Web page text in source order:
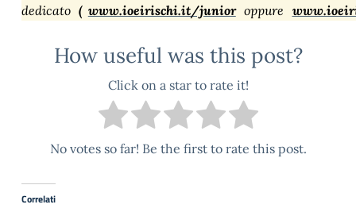
dedicato ( www.ioeirischi.it/junior oppure
How useful was this post?
Click on a star to rate it!
No votes so far! Be the first to rate this post.
Correlati